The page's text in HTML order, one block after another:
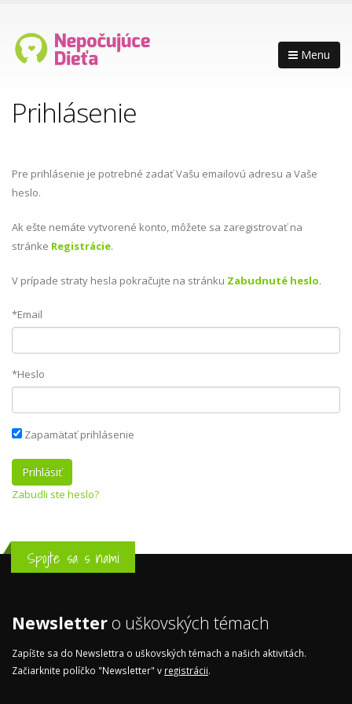
Menu
Prihlásenie
Pre prihlásenie je potrebné zadať Vašu emailovú adresu a Vaše
heslo.
Ak ešte nemáte vytvorené konto, môžete sa zaregistrovať na
stránke Registrácie.
V prípade straty hesla pokračujte na stránku Zabudnuté heslo.
*Email
*Heslo
Zapamätať prihlásenie
Zabudli ste heslo?
Spojte sa s nami
Newsletter o uškovských témach
Zapíšte sa do Newslettra o uškovských témach a našich aktivitách.
Začiarknite políčko "Newsletter" v registrácii.